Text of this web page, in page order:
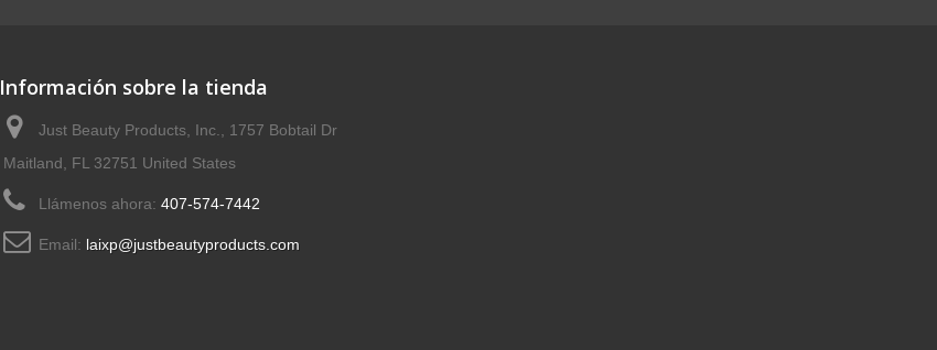
Información sobre la tienda
Just Beauty Products, Inc., 1757 Bobtail Dr
Maitland, FL 32751 United States
Llámenos ahora: 407-574-7442
Email: laixp@justbeautyproducts.com